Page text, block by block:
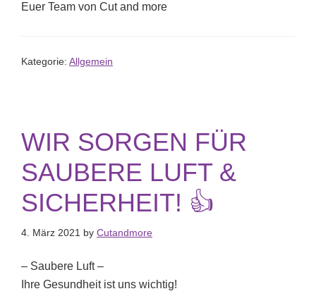
Euer Team von Cut and more
Kategorie: Allgemein
WIR SORGEN FÜR
SAUBERE LUFT &
SICHERHEIT! 👍
4. März 2021 by Cutandmore
– Saubere Luft –
Ihre Gesundheit ist uns wichtig!